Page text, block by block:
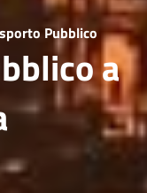
Pubblico
a